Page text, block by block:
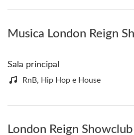
Musica London Reign
Sala principal
RnB, Hip Hop e House
London Reign Showclub